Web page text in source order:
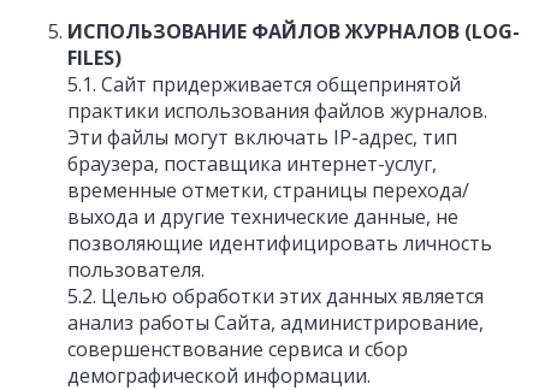
ИСПОЛЬЗОВАНИЕ ФАЙЛОВ ЖУРНАЛОВ (LOG-
FILES)
5.1. Сайт придерживается общепринятой
практики использования файлов журналов.
Эти файлы могут включать IP-адрес, тип
браузера, поставщика интернет-услуг,
временные отметки, страницы перехода/
выхода и другие технические данные, не
позволяющие идентифицировать личность
пользователя.
5.2. Целью обработки этих данных является
анализ работы Сайта, администрирование,
совершенствование сервиса и сбор
демографической информации.